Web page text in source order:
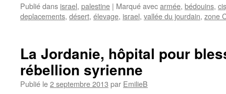
Publié dans israel, palestine | Marqué avecarmée, bédouins,
deplacements, désert, élevage, israel, vallée du jourdain, zone
La Jordanie, hôpital pour
rébellion syrienne
Publié le2 septembre 2013 par EmilieB